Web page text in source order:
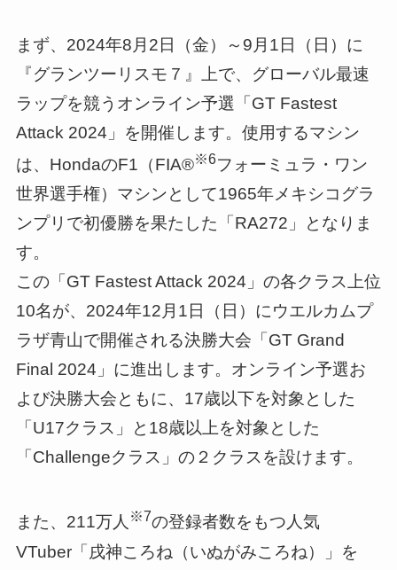
まず、2024年8月2日（金）～9月1日（日）に
『グランツーリスモ７』上で、グローバル最速
ラップを競うオンライン予選「GT Fastest
Attack 2024」を開催します。使用するマシン
は、HondaのF1（FIA®※6フォーミュラ・ワン
世界選手権）マシンとして1965年メキシコグラ
ンプリで初優勝を果たした「RA272」となりま
す。
この「GT Fastest Attack 2024」の各クラス上位
10名が、2024年12月1日（日）にウエルカムプ
ラザ青山で開催される決勝大会「GT Grand
Final 2024」に進出します。オンライン予選お
よび決勝大会ともに、17歳以下を対象とした
「U17クラス」と18歳以上を対象とした
「Challengeクラス」の２クラスを設けます。
また、211万人 ※7の登録者数をもつ人気
VTuber「戌神ころね（いぬがみころね）」を